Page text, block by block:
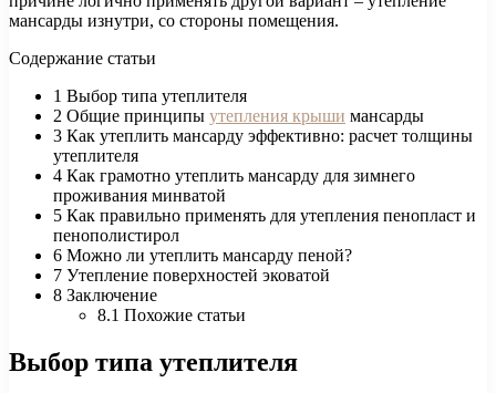
мансарды изнутри, со стороны помещения.
Содержание статьи
1 Выбор типа утеплителя
2 Общие принципы утепления крыши мансарды
3 Как утеплить мансарду эффективно: расчет толщины
утеплителя
4 Как грамотно утеплить мансарду для зимнего
проживания минватой
5 Как правильно применять для утепления пенопласт и
пенополистирол
6 Можно ли утеплить мансарду пеной?
7 Утепление поверхностей эковатой
8 Заключение
8.1 Похожие статьи
Выбор типа утеплителя